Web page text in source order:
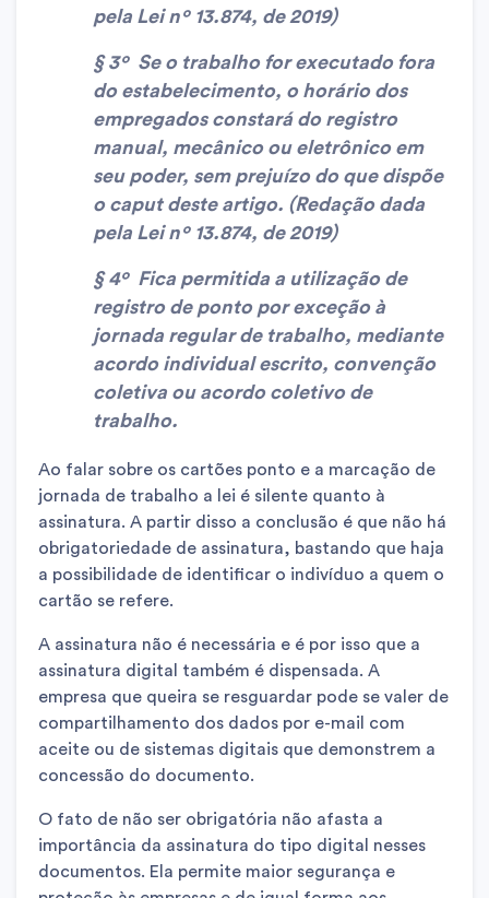
pela Lei nº 13.874, de 2019)
§ 3º Se o trabalho for executado fora
do estabelecimento, o horário dos
empregados constará do registro
manual, mecânico ou eletrônico em
seu poder, sem prejuízo do que dispõe
o caput deste artigo. (Redação dada
pela Lei nº 13.874, de 2019)
§ 4º Fica permitida a utilização de
registro de ponto por exceção à
jornada regular de trabalho, mediante
acordo individual escrito, convenção
coletiva ou acordo coletivo de
trabalho.
Ao falar sobre os cartões ponto e a marcação de
jornada de trabalho a lei é silente quanto à
assinatura. A partir disso a conclusão é que não há
obrigatoriedade de assinatura, bastando que haja
a possibilidade de identificar o indivíduo a quem o
cartão se refere.
A assinatura não é necessária e é por isso que a
assinatura digital também é dispensada. A
empresa que queira se resguardar pode se valer de
compartilhamento dos dados por e-mail com
aceite ou de sistemas digitais que demonstrem a
concessão do documento.
O fato de não ser obrigatória não afasta a
importância da assinatura do tipo digital nesses
documentos. Ela permite maior segurança e